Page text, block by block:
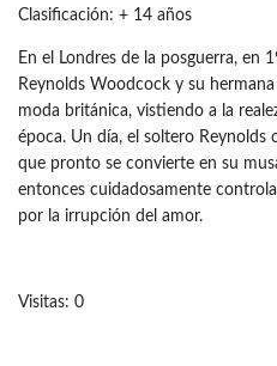
Clasificación: + 14 años
En el Londres de la posguerra, en
Reynolds Woodcock y su
moda británica, vistiendo a la
época. Un día, el soltero Reynolds
que pronto se convierte en su
entonces cuidadosamente
por la irrupción del amor.
Visitas: 0